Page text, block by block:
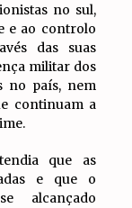
no sul,
e ao controlo
das suas
militar dos
no país, nem
continuam a
que as
e que o
alcançado